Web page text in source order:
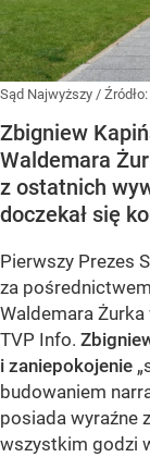
Sąd Najwyższy / Źródło:
Zbigniew
Waldemara
z ostatnich
doczekał się
Pierwszy Prezes
za
Waldemara Żurka
TVP Info.
i zaniepokojenie
budowaniem
posiada wyraźne
wszystkim godzi